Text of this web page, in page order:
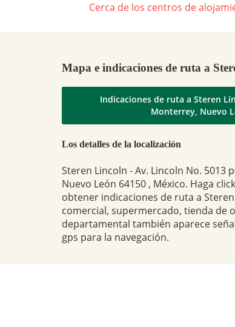
Cerca de los centros de
Mapa e indicaciones de ruta a
Indicaciones de ruta a Steren
Monterrey, Nuevo
Los detalles de la localización
Steren Lincoln - Av. Lincoln No. 5013
Nuevo León 64150 , México. Haga
obtener indicaciones de ruta a
comercial, supermercado, tienda de
departamental también aparece
gps para la navegación.